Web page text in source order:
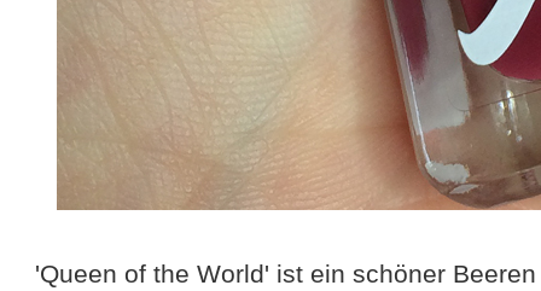
'Queen of the World' ist ein schöner